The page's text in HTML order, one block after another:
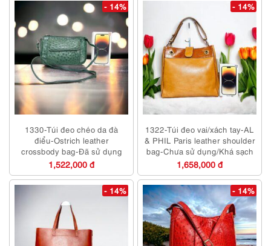
- 14%
1330-Túi đeo chéo da đà
điểu-Ostrich leather
crossbody bag-Đã sử dụng
1,522,000 đ
- 14%
1322-Túi đeo vai/xách tay-AL
& PHIL Paris leather shoulder
bag-Chưa sử dụng/Khá sạch
1,658,000 đ
- 14% - 14%